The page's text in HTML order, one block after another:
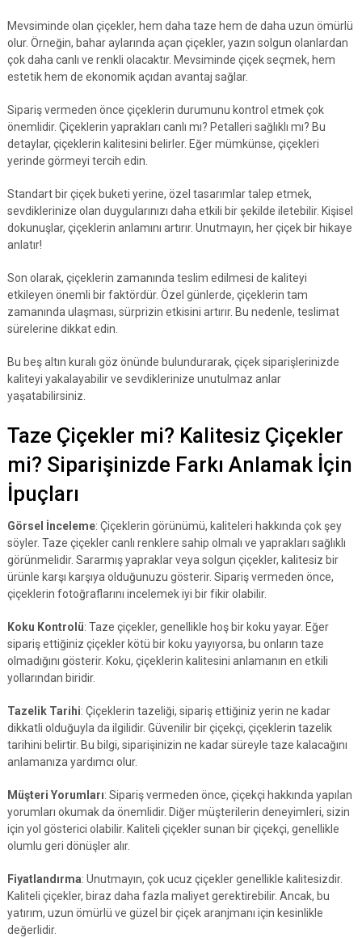
Mevsiminde olan çiçekler, hem daha taze hem de daha uzun ömürlü
olur. Örneğin, bahar aylarında açan çiçekler, yazın solgun olanlardan
çok daha canlı ve renkli olacaktır. Mevsiminde çiçek seçmek, hem
estetik hem de ekonomik açıdan avantaj sağlar.
Sipariş vermeden önce çiçeklerin durumunu kontrol etmek çok
önemlidir. Çiçeklerin yaprakları canlı mı? Petalleri sağlıklı mı? Bu
detaylar, çiçeklerin kalitesini belirler. Eğer mümkünse, çiçekleri
yerinde görmeyi tercih edin.
Standart bir çiçek buketi yerine, özel tasarımlar talep etmek,
sevdiklerinize olan duygularınızı daha etkili bir şekilde iletebilir. Kişisel
dokunuşlar, çiçeklerin anlamını artırır. Unutmayın, her çiçek bir hikaye
anlatır!
Son olarak, çiçeklerin zamanında teslim edilmesi de kaliteyi
etkileyen önemli bir faktördür. Özel günlerde, çiçeklerin tam
zamanında ulaşması, sürprizin etkisini artırır. Bu nedenle, teslimat
sürelerine dikkat edin.
Bu beş altın kuralı göz önünde bulundurarak, çiçek siparişlerinizde
kaliteyi yakalayabilir ve sevdiklerinize unutulmaz anlar
yaşatabilirsiniz.
Taze Çiçekler mi? Kalitesiz Çiçekler
mi? Siparişinizde Farkı Anlamak İçin
İpuçları
Görsel İnceleme: Çiçeklerin görünümü, kaliteleri hakkında çok şey
söyler. Taze çiçekler canlı renklere sahip olmalı ve yaprakları sağlıklı
görünmelidir. Sararmış yapraklar veya solgun çiçekler, kalitesiz bir
ürünle karşı karşıya olduğunuzu gösterir. Sipariş vermeden önce,
çiçeklerin fotoğraflarını incelemek iyi bir fikir olabilir.
Koku Kontrolü: Taze çiçekler, genellikle hoş bir koku yayar. Eğer
sipariş ettiğiniz çiçekler kötü bir koku yayıyorsa, bu onların taze
olmadığını gösterir. Koku, çiçeklerin kalitesini anlamanın en etkili
yollarından biridir.
Tazelik Tarihi: Çiçeklerin tazeliği, sipariş ettiğiniz yerin ne kadar
dikkatli olduğuyla da ilgilidir. Güvenilir bir çiçekçi, çiçeklerin tazelik
tarihini belirtir. Bu bilgi, siparişinizin ne kadar süreyle taze kalacağını
anlamanıza yardımcı olur.
Müşteri Yorumları: Sipariş vermeden önce, çiçekçi hakkında yapılan
yorumları okumak da önemlidir. Diğer müşterilerin deneyimleri, sizin
için yol gösterici olabilir. Kaliteli çiçekler sunan bir çiçekçi, genellikle
olumlu geri dönüşler alır.
Fiyatlandırma: Unutmayın, çok ucuz çiçekler genellikle kalitesizdir.
Kaliteli çiçekler, biraz daha fazla maliyet gerektirebilir. Ancak, bu
yatırım, uzun ömürlü ve güzel bir çiçek aranjmanı için kesinlikle
değerlidir.